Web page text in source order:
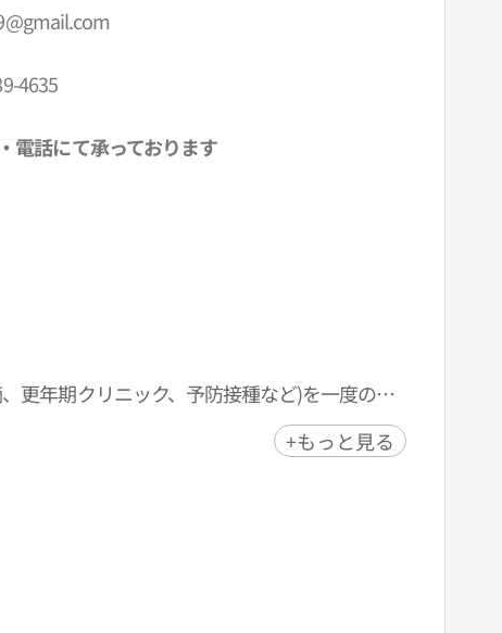
4635
電話にて承っております
更年期クリニック、予防接種など)を一度の来
なく、当日日常生活可能な施術多数進めてい
大学病院、延世大学セブランス病院、カト
協力関係を構築しています。
+もっと見る